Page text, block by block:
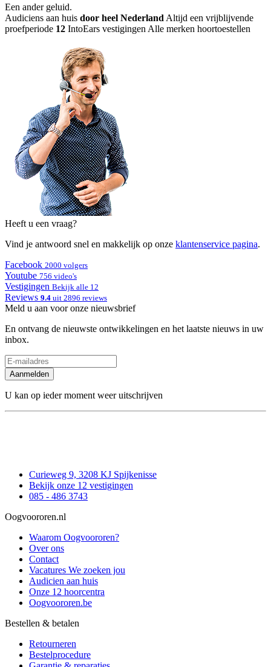
Een ander geluid.
Audiciens aan huis door heel Nederland Altijd een vrijblijvende
proefperiode 12 IntoEars vestigingen Alle merken hoortoestellen
Heeft u een vraag?
Vind je antwoord snel en makkelijk op onze klantenservice pagina.
Facebook 2000 volgers
Youtube 756 video's
Vestigingen Bekijk alle 12
Reviews 9.4 uit 2896 reviews
Meld u aan voor onze nieuwsbrief
En ontvang de nieuwste ontwikkelingen en het laatste nieuws in uw
inbox.
Aanmelden
U kan op ieder moment weer uitschrijven
Curieweg 9, 3208 KJ Spijkenisse
Bekijk onze 12 vestigingen
085 - 486 3743
Oogvoororen.nl
Waarom Oogvoororen?
Over ons
Contact
Vacatures We zoeken jou
Audicien aan huis
Onze 12 hoorcentra
Oogvoororen.be
Bestellen & betalen
Retourneren
Bestelprocedure